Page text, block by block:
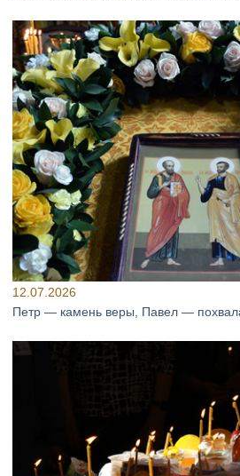
12.07.2026
Петр — камень веры, Павел —